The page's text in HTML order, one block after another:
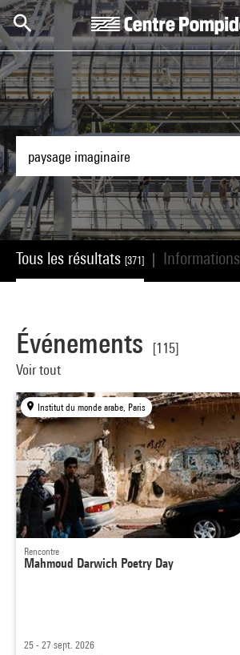
Aller au contenu principal
Centre Pompidou
Tous les résultats [371] Informations
Événements
[115]
Voir tout
Institut du monde arabe, Paris
Rencontre
Mahmoud Darwich Poetry Day
25 - 27 sept. 2026